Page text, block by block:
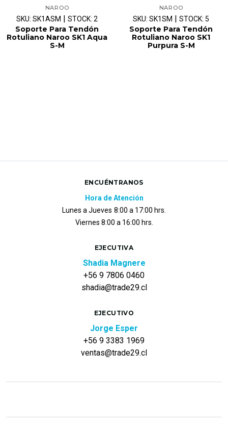
NAROO
SKU: SK1ASM | STOCK: 2
Soporte Para Tendón
Rotuliano Naroo SK1 Aqua
S-M
NAROO
SKU: SK1SM | STOCK: 5
Soporte Para Tendón
Rotuliano Naroo SK1
Purpura S-M
ENCUÉNTRANOS
Hora de Atención
Lunes a Jueves 8:00 a 17:00 hrs.
Viernes 8:00 a 16:00 hrs.
EJECUTIVA
Shadia Magnere
+56 9 7806 0460
shadia@trade29.cl
EJECUTIVO
Jorge Esper
+56 9 3383 1969
ventas@trade29.cl